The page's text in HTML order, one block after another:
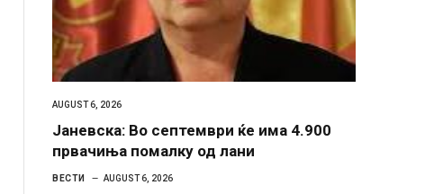
AUGUST 6, 2026
Јаневска: Во септември ќе има 4.900
првачиња помалку од лани
ВЕСТИ AUGUST 6, 2026